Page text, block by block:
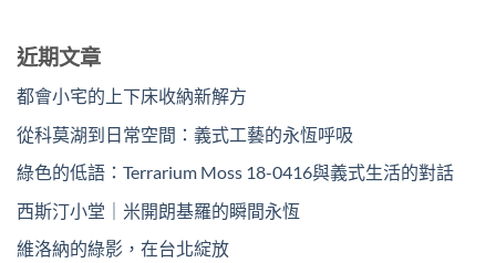
近期文章
都會小宅的上下床收納新解方
從科莫湖到日常空間：義式工藝的永恆呼吸
綠色的低語：Terrarium Moss 18-0416與義式生活的對話
西斯汀小堂｜米開朗基羅的瞬間永恆
維洛納的綠影，在台北綻放